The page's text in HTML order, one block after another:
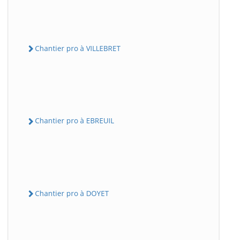
Chantier pro à VILLEBRET
Chantier pro à EBREUIL
Chantier pro à DOYET